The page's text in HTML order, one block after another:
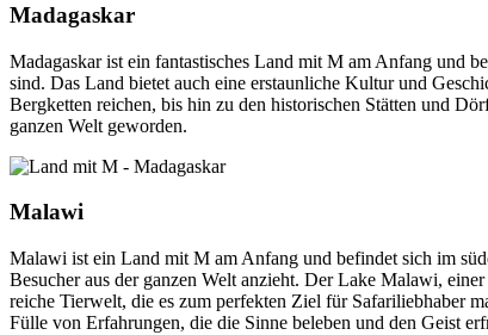
Madagaskar
Madagaskar ist ein fantastisches Land mit M am Anfang und
sind. Das Land bietet auch eine erstaunliche Kultur und
Bergketten reichen, bis hin zu den historischen Stätten und
ganzen Welt geworden.
Malawi
Malawi ist ein Land mit M am Anfang und befindet sich im
Besucher aus der ganzen Welt anzieht. Der Lake Malawi,
reiche Tierwelt, die es zum perfekten Ziel für Safariliebhaber
Fülle von Erfahrungen, die die Sinne beleben und den Geist